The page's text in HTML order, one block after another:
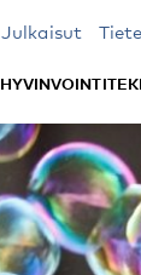
Julkaisut